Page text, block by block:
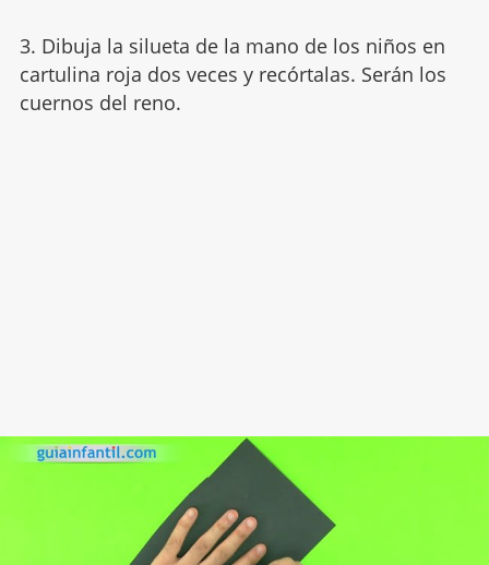
3. Dibuja la silueta de la mano de los niños en
cartulina roja dos veces y recórtalas. Serán los
cuernos del reno.